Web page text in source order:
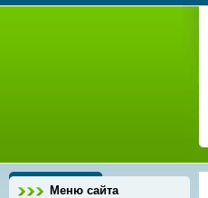
Меню сайта